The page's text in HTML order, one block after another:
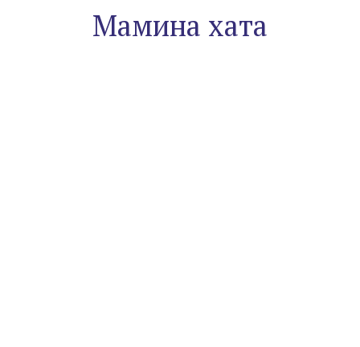
Мамина хата